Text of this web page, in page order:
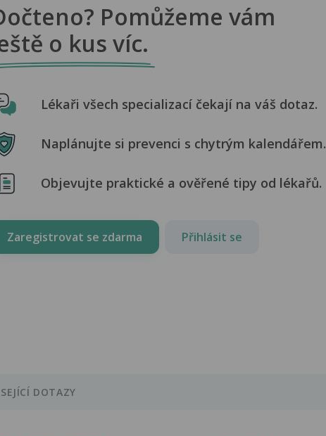
Pomůžeme vám
o kus víc.
Lékaři všech specializací čekají na váš dotaz.
Naplánujte si prevenci s chytrým kalendářem.
Objevujte praktické a ověřené tipy od lékařů.
Zaregistrovat se zdarma Přihlásit se
DOTAZY